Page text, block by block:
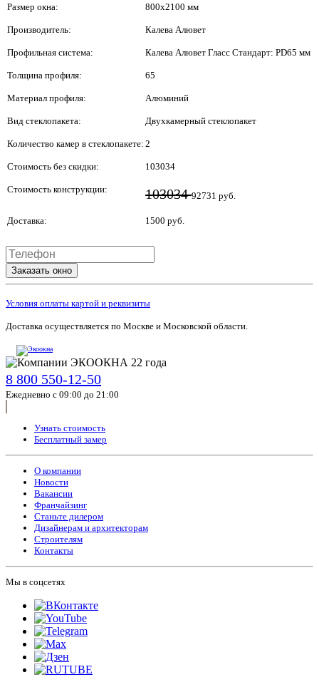
Размер окна: 800х2100 мм
Производитель: Калева Алювет
Профильная система: Калева Алювет Гласс Стандарт: PD65 мм
Толщина профиля: 65
Материал профиля: Алюминий
Вид стеклопакета: Двухкамерный стеклопакет
Количество камер в стеклопакете: 2
Стоимость без скидки: 103034
Стоимость конструкции: 10303492731 руб.
Доставка: 1500 руб.
Заказать окно
Условия оплаты картой и реквизиты
Доставка осуществляется по Москве и Московской области.
8 800 550-12-50
Ежедневно с 09:00 до 21:00
Узнать стоимость
Бесплатный замер
О компании
Новости
Вакансии
Франчайзинг
Станьте дилером
Дизайнерам и архитекторам
Строителям
Контакты
Мы в соцсетях